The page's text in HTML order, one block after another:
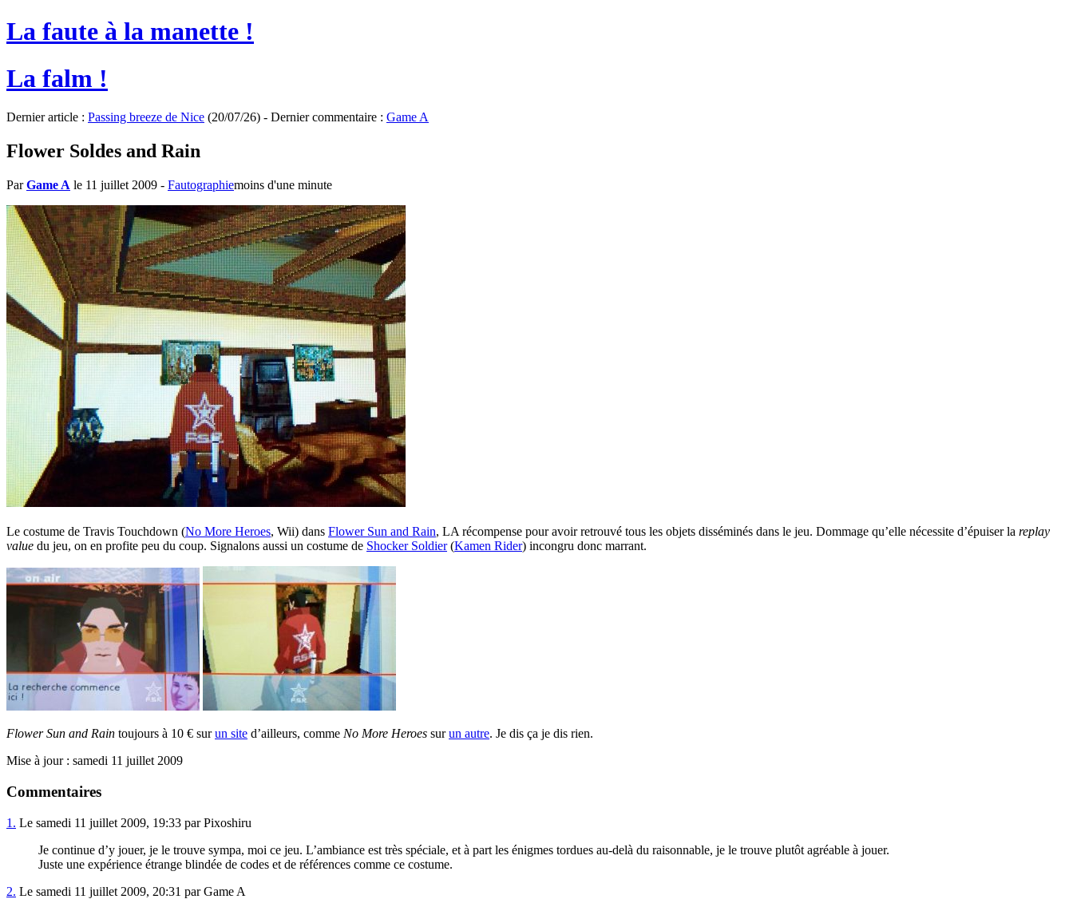
La faute à la manette !
La falm !
Dernier article : Passing breeze de Nice (20/07/26) - Dernier commentaire : Game A
Flower Soldes and Rain
ParGame A le 11 juillet 2009 - Fautographiemoins d'une minute
Le costume de Travis Touchdown (No More Heroes, Wii) dans Flower Sun and Rain, LA récompense pour avoir retrouvé tous les objets disséminés dans le jeu. Dommage qu’elle nécessite d’épuiser la replay
value du jeu, on en profite peu du coup. Signalons aussi un costume de Shocker Soldier(Kamen Rider) incongru donc marrant.
Flower Sun and Rain toujours à 10 € surun site d’ailleurs, comme No More Heroes surun autre. Je dis ça je dis rien.
Mise à jour : samedi 11 juillet 2009
Commentaires
1. Le samedi 11 juillet 2009, 19:33 par Pixoshiru
Je continue d’y jouer, je le trouve sympa, moi ce jeu. L’ambiance est très spéciale, et à part les énigmes tordues au-delà du raisonnable, je le trouve plutôt agréable à jouer.
Juste une expérience étrange blindée de codes et de références comme ce costume.
2. Le samedi 11 juillet 2009, 20:31 par Game A